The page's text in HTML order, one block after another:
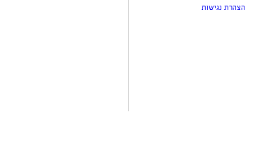
הצהרת נגישות